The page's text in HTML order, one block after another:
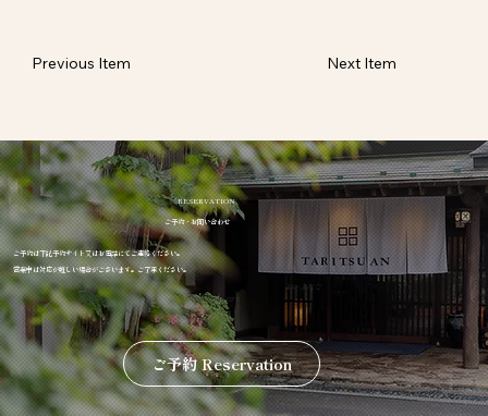
Previous Item Next Item
RESERVATION
ご予約・お問い合わせ
ご予約は下記予約サイト又はお電話にてご連絡ください。
営業中は対応が難しい場合がございます。ご了承ください。
​よい あなご
0570-041-075
ご予約 Reservation